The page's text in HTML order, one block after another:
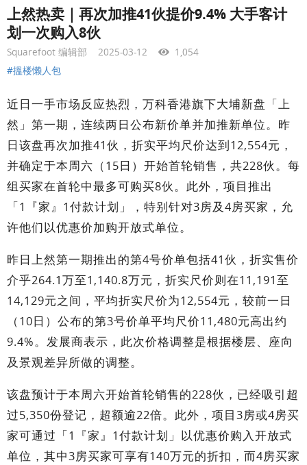
上然热卖｜再次加推41伙提价9.4% 大手客计
划一次购入8伙
Squarefoot 编辑部 2025-03-12
1,054
#搵楼懒人包
近日一手市场反应热烈，万科香港旗下大埔新盘「上
然」第一期，连续两日公布新价单并加推新单位。昨
日该盘再次加推41伙，折实平均尺价达到12,554元，
并确定于本周六（15日）开始首轮销售，共228伙。每
组买家在首轮中最多可购买8伙。此外，项目推出
「1『家』1付款计划」，特别针对3房及4房买家，允
许他们以优惠价加购开放式单位。
昨日上然第一期推出的第4号价单包括41伙，折实售价
介乎264.1万至1,140.8万元，折实尺价则在11,191至
14,129元之间，平均折实尺价为12,554元，较前一日
（10日）公布的第3号价单平均尺价11,480元高出约
9.4%。发展商表示，此次价格调整是根据楼层、座向
及景观差异所做的调整。
该盘预计于本周六开始首轮销售的228伙，已经吸引超
过5,350份登记，超额逾22倍。此外，项目3房或4房买
家可通过「1『家』1付款计划」以优惠价购入开放式
单位，其中3房买家可享有140万元的折扣，而4房买家